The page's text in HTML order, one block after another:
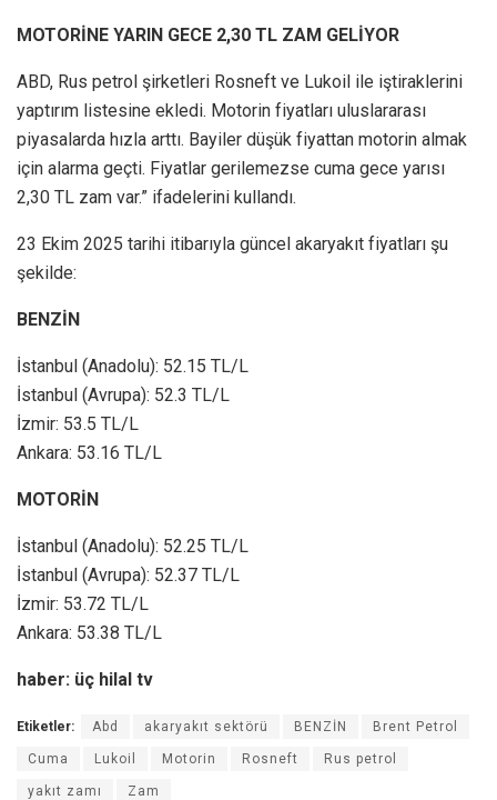
MOTORİNE YARIN GECE 2,30 TL ZAM GELİYOR
ABD, Rus petrol şirketleri Rosneft ve Lukoil ile iştiraklerini
yaptırım listesine ekledi. Motorin fiyatları uluslararası
piyasalarda hızla arttı. Bayiler düşük fiyattan motorin almak
için alarma geçti. Fiyatlar gerilemezse cuma gece yarısı
2,30 TL zam var.” ifadelerini kullandı.
23 Ekim 2025 tarihi itibarıyla güncel akaryakıt fiyatları şu
şekilde:
BENZİN
İstanbul (Anadolu): 52.15 TL/L
İstanbul (Avrupa): 52.3 TL/L
İzmir: 53.5 TL/L
Ankara: 53.16 TL/L
MOTORİN
İstanbul (Anadolu): 52.25 TL/L
İstanbul (Avrupa): 52.37 TL/L
İzmir: 53.72 TL/L
Ankara: 53.38 TL/L
haber: üç hilal tv
Etiketler: Abd akaryakıt sektörü BENZİN Brent Petrol
Cuma Lukoil Motorin Rosneft Rus petrol
yakıt zamı Zam